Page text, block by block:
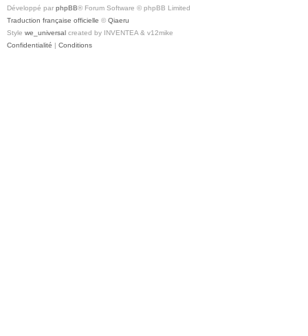
Développé par phpBB® Forum Software © phpBB Limited
Traduction française officielle © Qiaeru
Style we_universal created by INVENTEA & v12mike
Confidentialité | Conditions